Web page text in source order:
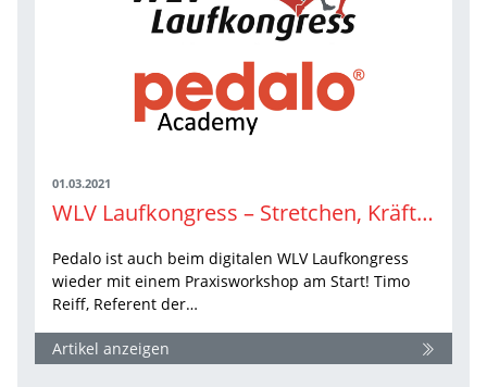
01.03.2021
WLV Laufkongress – Stretchen, Kräftigen und Stabilisieren. Einfach. Klar. Umsetzbar.
Pedalo ist auch beim digitalen WLV Laufkongress
wieder mit einem Praxisworkshop am Start! Timo
Reiff, Referent der…
Artikel anzeigen